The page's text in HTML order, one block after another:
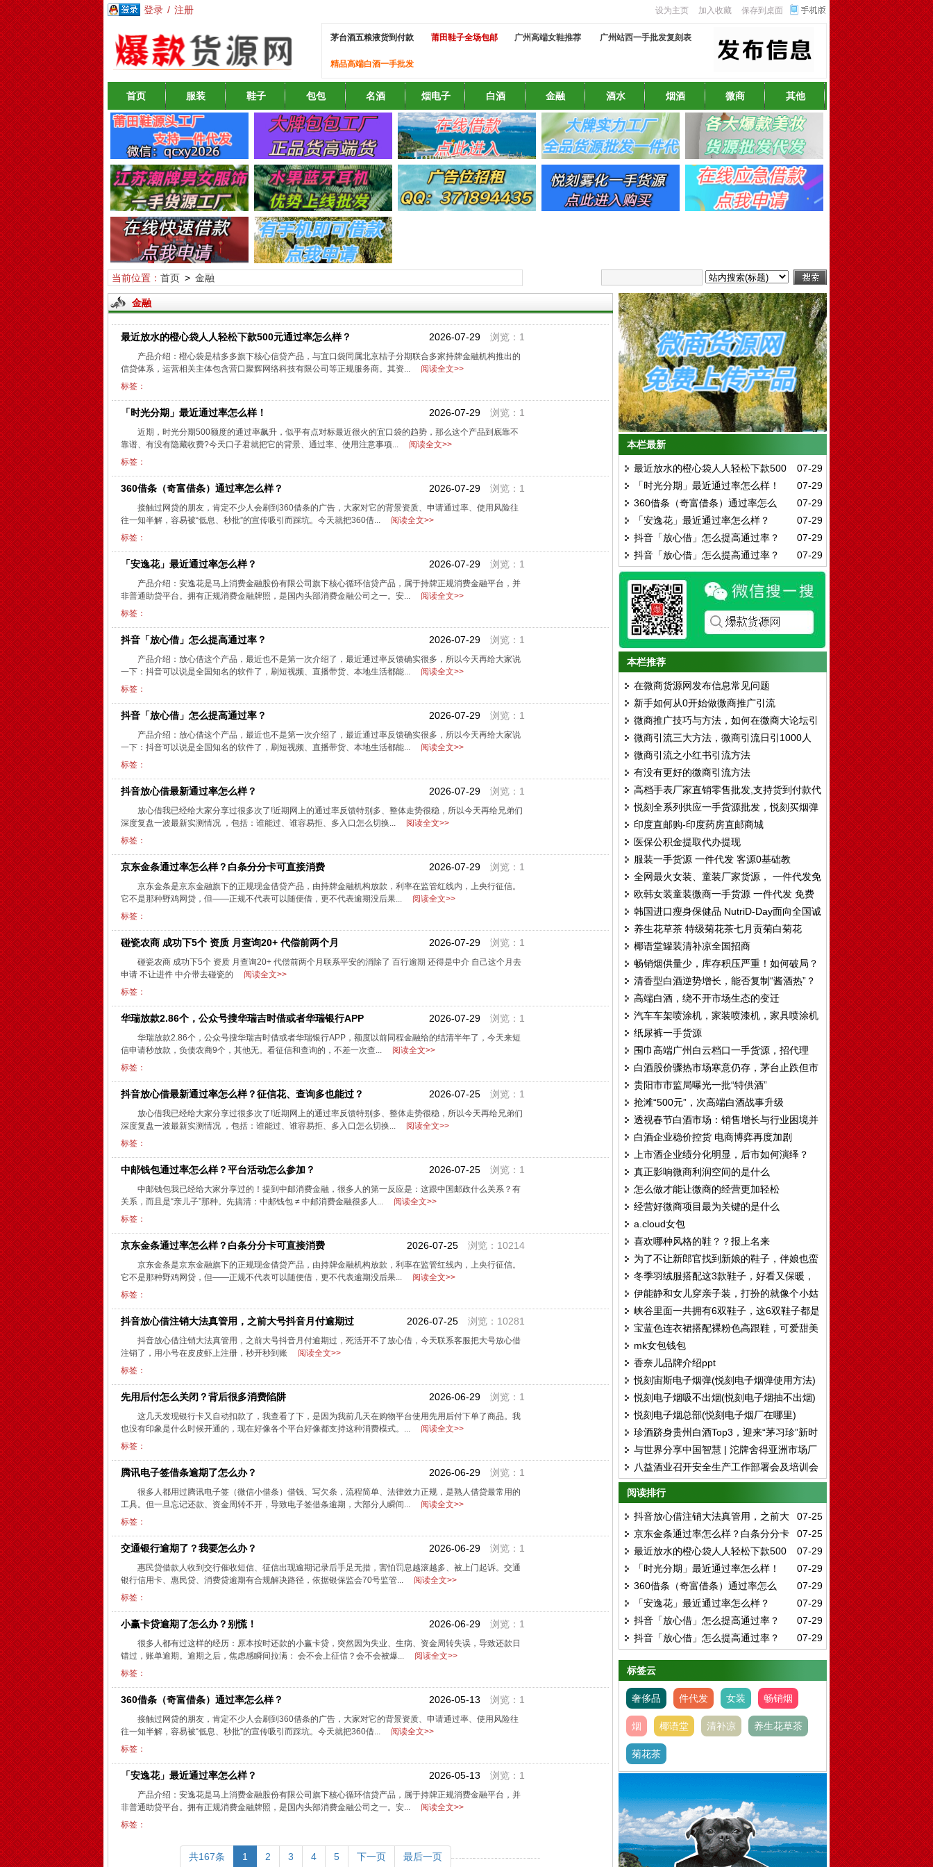
登录 / 注册 设为主页 加入收藏 保存到桌面
茅台酒五粮液货到付款 莆田鞋子全场包邮 广州高端女鞋推荐 广州站西一手批发复刻表
精品高端白酒一手批发
首页 服装 鞋子 包包 名酒 烟电子 白酒 金融 酒水 烟酒 微商 其他
当前位置： 首页> 金融
金融
2026-07-29浏览：1
最近放水的橙心袋人人轻松下款500元通过率怎么样？
产品介绍：橙心袋是桔多多旗下核心信贷产品，与宜口袋同属北京桔子分期联合多家持牌金融机构推出的
信贷体系，运营相关主体包含营口聚辉网络科技有限公司等正规服务商。其资...
阅读全文>>
标签：
2026-07-29浏览：1
「时光分期」最近通过率怎么样！
近期，时光分期500额度的通过率飙升，似乎有点对标最近很火的宜口袋的趋势，那么这个产品到底靠不
靠谱、有没有隐藏收费?今天口子君就把它的背景、通过率、使用注意事项...
阅读全文>>
标签：
2026-07-29浏览：1
360借条（奇富借条）通过率怎么样？
接触过网贷的朋友，肯定不少人会刷到360借条的广告，大家对它的背景资质、申请通过率、使用风险往
往一知半解，容易被“低息、秒批”的宣传吸引而踩坑。今天就把360借...
阅读全文>>
标签：
2026-07-29浏览：1
「安逸花」最近通过率怎么样？
产品介绍：安逸花是马上消费金融股份有限公司旗下核心循环信贷产品，属于持牌正规消费金融平台，并
非普通助贷平台。拥有正规消费金融牌照，是国内头部消费金融公司之一。安...
阅读全文>>
标签：
2026-07-29浏览：1
抖音「放心借」怎么提高通过率？
产品介绍：放心借这个产品，最近也不是第一次介绍了，最近通过率反馈确实很多，所以今天再给大家说
一下：抖音可以说是全国知名的软件了，刷短视频、直播带货、本地生活都能...
阅读全文>>
标签：
2026-07-29浏览：1
抖音「放心借」怎么提高通过率？
产品介绍：放心借这个产品，最近也不是第一次介绍了，最近通过率反馈确实很多，所以今天再给大家说
一下：抖音可以说是全国知名的软件了，刷短视频、直播带货、本地生活都能...
阅读全文>>
标签：
2026-07-29浏览：1
抖音放心借最新通过率怎么样？
放心借我已经给大家分享过很多次了!近期网上的通过率反馈特别多、整体走势很稳，所以今天再给兄弟们
深度复盘一波最新实测情况 ，包括：谁能过、谁容易拒、多入口怎么切换...
阅读全文>>
标签：
2026-07-29浏览：1
京东金条通过率怎么样？白条分分卡可直接消费
京东金条是京东金融旗下的正规现金借贷产品，由持牌金融机构放款，利率在监管红线内，上央行征信。
它不是那种野鸡网贷，但——正规不代表可以随便借，更不代表逾期没后果...
阅读全文>>
标签：
2026-07-29浏览：1
碰瓷农商 成功下5个 资质 月查询20+ 代偿前两个月
碰瓷农商 成功下5个 资质 月查询20+ 代偿前两个月联系平安的消除了 百行逾期 还得是中介 自己这个月去
申请 不让进件 中介带去碰瓷的
阅读全文>>
标签：
2026-07-29浏览：1
华瑞放款2.86个，公众号搜华瑞吉时借或者华瑞银行APP
华瑞放款2.86个，公众号搜华瑞吉时借或者华瑞银行APP，额度以前同程金融给的结清半年了，今天来短
信申请秒放款，负债农商9个，其他无。看征信和查询的，不差一次查...
阅读全文>>
标签：
2026-07-25浏览：1
抖音放心借最新通过率怎么样？征信花、查询多也能过？
放心借我已经给大家分享过很多次了!近期网上的通过率反馈特别多、整体走势很稳，所以今天再给兄弟们
深度复盘一波最新实测情况 ，包括：谁能过、谁容易拒、多入口怎么切换...
阅读全文>>
标签：
2026-07-25浏览：1
中邮钱包通过率怎么样？平台活动怎么参加？
中邮钱包我已经给大家分享过的！提到中邮消费金融，很多人的第一反应是：这跟中国邮政什么关系？有
关系，而且是“亲儿子”那种。先搞清：中邮钱包 ≠ 中邮消费金融很多人...
阅读全文>>
标签：
2026-07-25浏览：10214
京东金条通过率怎么样？白条分分卡可直接消费
京东金条是京东金融旗下的正规现金借贷产品，由持牌金融机构放款，利率在监管红线内，上央行征信。
它不是那种野鸡网贷，但——正规不代表可以随便借，更不代表逾期没后果...
阅读全文>>
标签：
2026-07-25浏览：10281
抖音放心借注销大法真管用，之前大号抖音月付逾期过
抖音放心借注销大法真管用，之前大号抖音月付逾期过，死活开不了放心借，今天联系客服把大号放心借
注销了，用小号在皮皮虾上注册，秒开秒到账
阅读全文>>
标签：
2026-06-29浏览：1
先用后付怎么关闭？背后很多消费陷阱
这几天发现银行卡又自动扣款了，我查看了下，是因为我前几天在购物平台使用先用后付下单了商品。我
也没有印象是什么时候开通的，现在好像各个平台好像都支持这种消费模式。...
阅读全文>>
标签：
2026-06-29浏览：1
腾讯电子签借条逾期了怎么办？
很多人都用过腾讯电子签（微信小借条）借钱、写欠条，流程简单、法律效力正规，是熟人借贷最常用的
工具。但一旦忘记还款、资金周转不开，导致电子签借条逾期，大部分人瞬间...
阅读全文>>
标签：
2026-06-29浏览：1
交通银行逾期了？我要怎么办？
惠民贷借款人收到交行催收短信、征信出现逾期记录后手足无措，害怕罚息越滚越多、被上门起诉。交通
银行信用卡、惠民贷、消费贷逾期有合规解决路径，依据银保监会70号监管...
阅读全文>>
标签：
2026-06-29浏览：1
小赢卡贷逾期了怎么办？别慌！
很多人都有过这样的经历：原本按时还款的小赢卡贷，突然因为失业、生病、资金周转失误，导致还款日
错过，账单逾期。逾期之后，焦虑感瞬间拉满： 会不会上征信？会不会被爆...
阅读全文>>
标签：
2026-05-13 浏览：1
360借条（奇富借条）通过率怎么样？
接触过网贷的朋友，肯定不少人会刷到360借条的广告，大家对它的背景资质、申请通过率、使用风险往
往一知半解，容易被“低息、秒批”的宣传吸引而踩坑。今天就把360借...
阅读全文>>
标签：
2026-05-13 浏览：1
「安逸花」最近通过率怎么样？
产品介绍：安逸花是马上消费金融股份有限公司旗下核心循环信贷产品，属于持牌正规消费金融平台，并
非普通助贷平台。拥有正规消费金融牌照，是国内头部消费金融公司之一。安...
阅读全文>>
标签：
共167条 1 2 3 4 5 下一页 最后一页
本栏最新
07-29
最近放水的橙心袋人人轻松下款500
元通过率怎么样？
07-29
「时光分期」最近通过率怎么样！
07-29
360借条（奇富借条）通过率怎么
样？
07-29
「安逸花」最近通过率怎么样？
07-29
抖音「放心借」怎么提高通过率？
07-29
抖音「放心借」怎么提高通过率？
本栏推荐
在微商货源网发布信息常见问题
新手如何从0开始做微商推广引流
微商推广技巧与方法，如何在微商大论坛引
流
微商引流三大方法，微商引流日引1000人
微商引流之小红书引流方法
有没有更好的微商引流方法
高档手表厂家直销零售批发,支持货到付款代
发
悦刻全系列供应一手货源批发，悦刻买烟弹
送烟杆厂家拿货渠道
印度直邮购-印度药房直邮商城
医保公积金提取代办提现
服装一手货源 一件代发 客源0基础教
全网最火女装、童装厂家货源， 一件代发免
费代理
欧韩女装童装微商一手货源 一件代发 免费
代理
韩国进口瘦身保健品 NutriD-Day面向全国诚
招区域代理
养生花草茶 特级菊花茶七月贡菊白菊花
椰语堂罐装清补凉全国招商
畅销烟供量少，库存积压严重！如何破局？
清香型白酒逆势增长，能否复制“酱酒热”？
高端白酒，绕不开市场生态的变迁
汽车车架喷涂机，家装喷漆机，家具喷涂机
T328
纸尿裤一手货源
围巾高端广州白云档口一手货源，招代理
白酒股价骤热市场寒意仍存，茅台止跌但市
场观望情绪仍重
贵阳市市监局曝光一批“特供酒”
抢滩“500元”，次高端白酒战事升级
透视春节白酒市场：销售增长与行业困境并
存
白酒企业稳价控货 电商博弈再度加剧
上市酒企业绩分化明显，后市如何演绎？
真正影响微商利润空间的是什么
怎么做才能让微商的经营更加轻松
经营好微商项目最为关键的是什么
a.cloud女包
喜欢哪种风格的鞋？？报上名来
为了不让新郎官找到新娘的鞋子，伴娘也蛮
拼了。。。
冬季羽绒服搭配这3款鞋子，好看又保暖，
还能显腿长！
伊能静和女儿穿亲子装，打扮的就像个小姑
娘，脚上的鞋子真好看
峡谷里面一共拥有6双鞋子，这6双鞋子都是
各有各的好处和风格
宝蓝色连衣裙搭配裸粉色高跟鞋，可爱甜美
有气质
mk女包钱包
香奈儿品牌介绍ppt
悦刻宙斯电子烟弹(悦刻电子烟弹使用方法)
悦刻电子烟吸不出烟(悦刻电子烟抽不出烟)
悦刻电子烟总部(悦刻电子烟厂在哪里)
珍酒跻身贵州白酒Top3，迎来“茅习珍”新时
代
与世界分享中国智慧 | 沱牌舍得亚洲市场厂
商合作交流会圆满举行
八益酒业召开安全生产工作部署会及培训会
阅读排行
07-25
抖音放心借注销大法真管用，之前大
号抖音月付逾期过
07-25
京东金条通过率怎么样？白条分分卡
可直接消费
07-29
最近放水的橙心袋人人轻松下款500
元通过率怎么样？
07-29
「时光分期」最近通过率怎么样！
07-29
360借条（奇富借条）通过率怎么
样？
07-29
「安逸花」最近通过率怎么样？
07-29
抖音「放心借」怎么提高通过率？
07-29
抖音「放心借」怎么提高通过率？
标签云
奢侈品 件代发 女装 畅销烟
烟 椰语堂 清补凉 养生花草茶
菊花茶